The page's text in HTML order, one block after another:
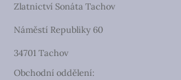
Zlatnictví Sonáta Tachov
Náměstí Republiky 60
34701 Tachov
Obchodní oddělení: